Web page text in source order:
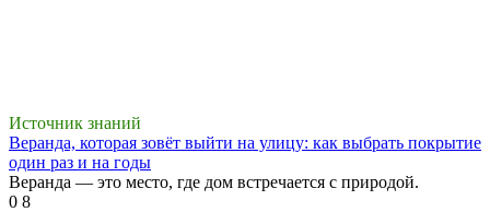
Источник знаний
Веранда, которая зовёт выйти на улицу: как выбрать покрытие
один раз и на годы
Веранда — это место, где дом встречается с природой.
0 8